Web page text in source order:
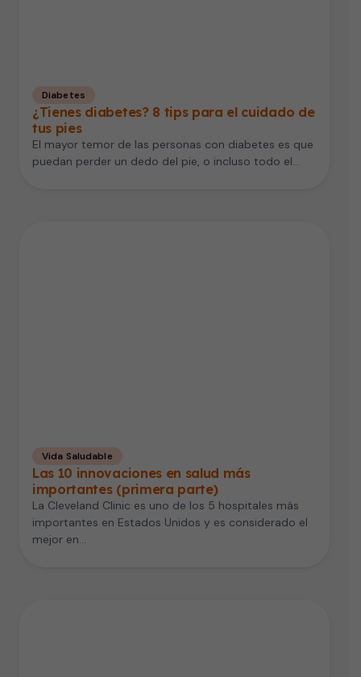
Diabetes
¿Tienes diabetes? 8 tips para el cuidado de
tus pies
El mayor temor de las personas con diabetes es que
puedan perder un dedo del pie, o incluso todo el…
Vida Saludable
Las 10 innovaciones en salud más
importantes (primera parte)
La Cleveland Clinic es uno de los 5 hospitales más
importantes en Estados Unidos y es considerado el
mejor en…